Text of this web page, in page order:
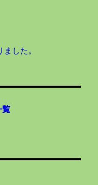
した。
覧